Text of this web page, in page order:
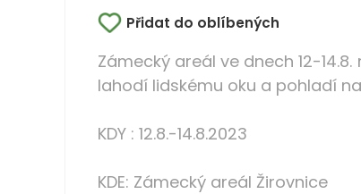
Přidat do oblíbených
Zámecký areál ve dnech 12-
lahodí lidskému oku a pohladí
KDY : 12.8.-14.8.2023
KDE: Zámecký areál Žirovnice